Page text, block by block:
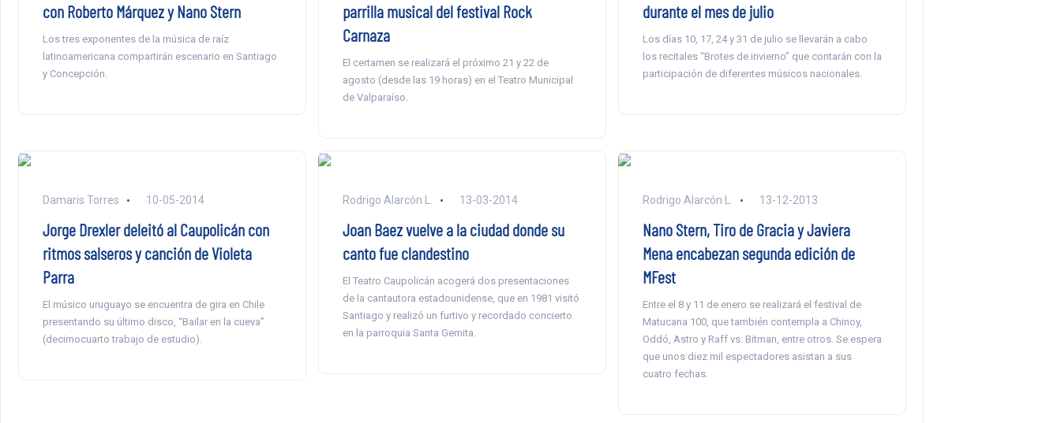
con Roberto Márquez y Nano Stern
Los tres exponentes de la música de raíz
latinoamericana compartirán escenario en Santiago
y Concepción.
parrilla musical del festival Rock
Carnaza
El certamen se realizará el próximo 21 y 22 de
agosto (desde las 19 horas) en el Teatro Municipal
de Valparaíso.
durante el mes de julio
Los días 10, 17, 24 y 31 de julio se llevarán a cabo
los recitales “Brotes de invierno” que contarán con la
participación de diferentes músicos nacionales.
Damaris Torres 10-05-2014
Jorge Drexler deleitó al Caupolicán con
ritmos salseros y canción de Violeta
Parra
El músico uruguayo se encuentra de gira en Chile
presentando su último disco, “Bailar en la cueva”
(decimocuarto trabajo de estudio).
Rodrigo Alarcón L. 13-03-2014
Joan Baez vuelve a la ciudad donde su
canto fue clandestino
El Teatro Caupolicán acogerá dos presentaciones
de la cantautora estadounidense, que en 1981 visitó
Santiago y realizó un furtivo y recordado concierto
en la parroquia Santa Gemita.
Rodrigo Alarcón L. 13-12-2013
Nano Stern, Tiro de Gracia y Javiera
Mena encabezan segunda edición de
MFest
Entre el 8 y 11 de enero se realizará el festival de
Matucana 100, que también contempla a Chinoy,
Oddó, Astro y Raff vs. Bitman, entre otros. Se espera
que unos diez mil espectadores asistan a sus
cuatro fechas.